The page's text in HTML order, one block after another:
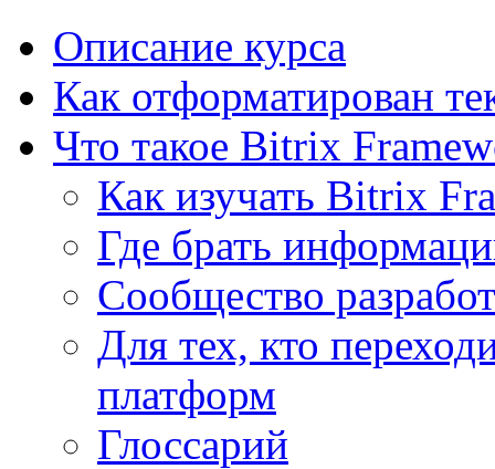
Описание курса
Как отформатирован
Что такое Bitrix
Как изучать Bitrix
Где брать
Сообщество
Для тех, кто
платформ
Глоссарий